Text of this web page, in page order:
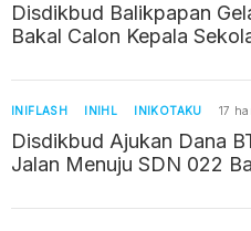
Disdikbud Balikpapan
Bakal Calon Kepala
INIFLASH INIHL INIKOTAKU 17
Disdikbud Ajukan Dana
Jalan Menuju SDN 022